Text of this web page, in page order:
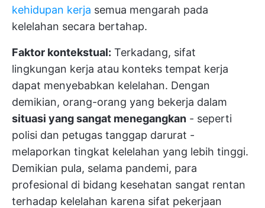
kehidupan kerja semua mengarah pada
kelelahan secara bertahap.
Faktor kontekstual: Terkadang, sifat
lingkungan kerja atau konteks tempat kerja
dapat menyebabkan kelelahan. Dengan
demikian, orang-orang yang bekerja dalam
situasi yang sangat menegangkan - seperti
polisi dan petugas tanggap darurat -
melaporkan tingkat kelelahan yang lebih tinggi.
Demikian pula, selama pandemi, para
profesional di bidang kesehatan sangat rentan
terhadap kelelahan karena sifat pekerjaan